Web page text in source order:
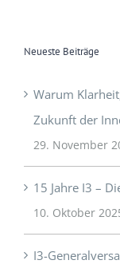
Neueste Beiträge
Warum
Zukunft der
29. November
15 Jahre I3 –
10. Oktober
I3-